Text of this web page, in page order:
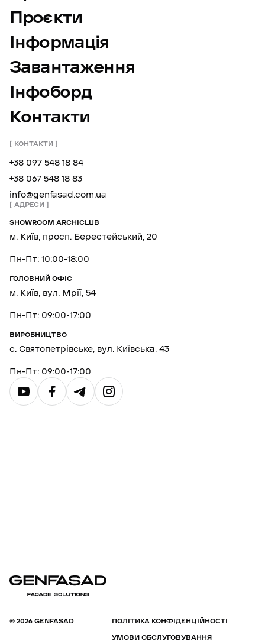
Проєкти
Інформація
Завантаження
Інфоборд
Контакти
КОНТАКТИ
+38 097 548 18 84
+38 067 548 18 83
info@genfasad.com.ua
АДРЕСИ
SHOWROOM ARCHICLUB
м. Київ, просп. Берестейський, 20
Пн-Пт: 10:00-18:00
ГОЛОВНИЙ ОФІС
м. Київ, вул. Мрії, 54
Пн-Пт: 09:00-17:00
ВИРОБНИЦТВО
с. Святопетрівське, вул. Київська, 43
Пн-Пт: 09:00-17:00
© 2026 GENFASAD
ПОЛІТИКА КОНФІДЕНЦІЙНОСТІ
УМОВИ ОБСЛУГОВУВАННЯ